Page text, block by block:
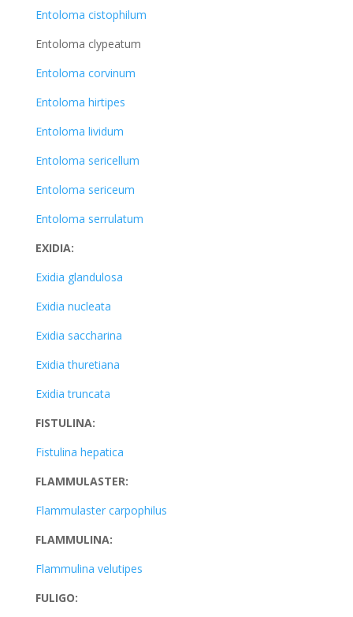
Entoloma cistophilum
Entoloma clypeatum
Entoloma corvinum
Entoloma hirtipes
Entoloma lividum
Entoloma sericellum
Entoloma sericeum
Entoloma serrulatum
EXIDIA:
Exidia glandulosa
Exidia nucleata
Exidia saccharina
Exidia thuretiana
Exidia truncata
FISTULINA:
Fistulina hepatica
FLAMMULASTER:
Flammulaster carpophilus
FLAMMULINA:
Flammulina velutipes
FULIGO: